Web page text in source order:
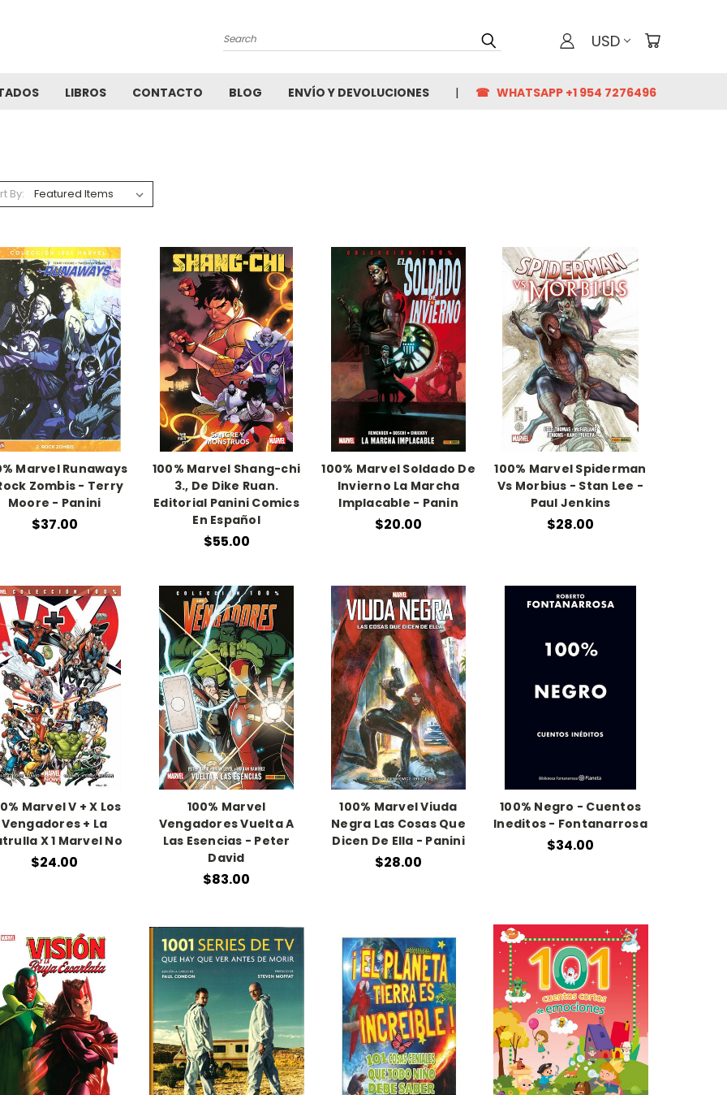
Search USD
LIBROS CONTACTO BLOG ENVÍO Y DEVOLUCIONES ☎ WHATSAPP +1 954 7276496
By:
Marvel Runaways
Zombis - Terry
Moore - Panini
$37.00
100% Marvel Shang-chi
3., De Dike Ruan.
Editorial Panini Comics
En Español
$55.00
100% Marvel Soldado De
Invierno La Marcha
Implacable - Panin
$20.00
100% Marvel Spiderman
Vs Morbius - Stan Lee -
Paul Jenkins
$28.00
Marvel V + X Los
Vengadores + La
X 1 Marvel No
$24.00
100% Marvel
Vengadores Vuelta A
Las Esencias - Peter
David
$83.00
100% Marvel Viuda
Negra Las Cosas Que
Dicen De Ella - Panini
$28.00
100% Negro - Cuentos
Ineditos - Fontanarrosa
$34.00